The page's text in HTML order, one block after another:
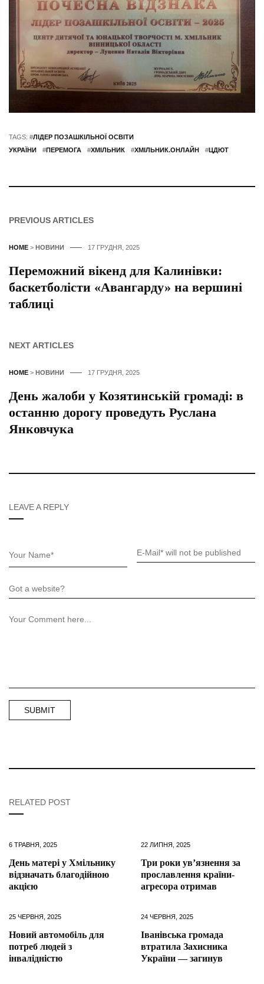
TAGS: #ЛІДЕР ПОЗАШКІЛЬНОЇ ОСВІТИ
УКРАЇНИ
#ПЕРЕМОГА #ХМІЛЬНИК #ХМІЛЬНИК.ОНЛАЙН #ЦДЮТ
PREVIOUS ARTICLES
HOME > НОВИНИ 17 ГРУДНЯ, 2025
Переможний вікенд для Калинівки:
баскетболісти «Авангарду» на вершині
таблиці
NEXT ARTICLES
HOME > НОВИНИ 17 ГРУДНЯ, 2025
День жалоби у Козятинській громаді: в
останню дорогу проведуть Руслана
Янковчука
LEAVE A REPLY
RELATED POST
6 ТРАВНЯ, 2025
День матері у Хмільнику
відзначать благодійною
акцією
22 ЛИПНЯ, 2025
Три роки ув’язнення за
прославлення країни-
агресора отримав
25 ЧЕРВНЯ, 2025
Новий автомобіль для
потреб людей з
інвалідністю
24 ЧЕРВНЯ, 2025
Іванівська громада
втратила Захисника
України — загинув